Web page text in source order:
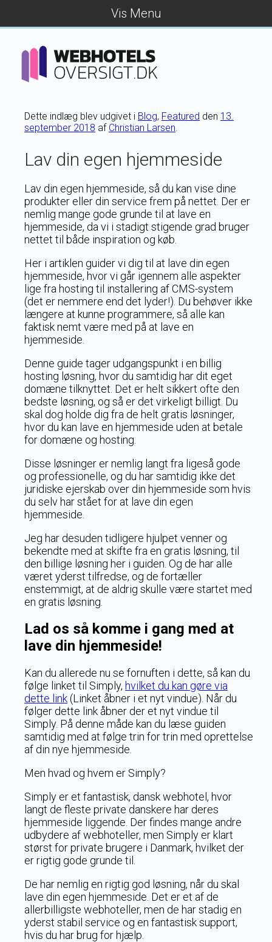
Vis Menu
Dette indlæg blev udgivet i Blog, Featured den 13.
september 2018 af Christian Larsen.
Lav din egen hjemmeside
Lav din egen hjemmeside, så du kan vise dine
produkter eller din service frem på nettet. Der er
nemlig mange gode grunde til at lave en
hjemmeside, da vi i stadigt stigende grad bruger
nettet til både inspiration og køb.
Her i artiklen guider vi dig til at lave din egen
hjemmeside, hvor vi går igennem alle aspekter
lige fra hosting til installering af CMS-system
(det er nemmere end det lyder!). Du behøver ikke
længere at kunne programmere, så alle kan
faktisk nemt være med på at lave en
hjemmeside.
Denne guide tager udgangspunkt i en billig
hosting løsning, hvor du samtidig har dit eget
domæne tilknyttet. Det er helt sikkert ofte den
bedste løsning, og så er det virkeligt billigt. Du
skal dog holde dig fra de helt gratis løsninger,
hvor du kan lave en hjemmeside uden at betale
for domæne og hosting.
Disse løsninger er nemlig langt fra ligeså gode
og professionelle, og du har samtidig ikke det
juridiske ejerskab over din hjemmeside som hvis
du selv har stået for at lave din egen
hjemmeside.
Jeg har desuden tidligere hjulpet venner og
bekendte med at skifte fra en gratis løsning, til
den billige løsning her i guiden. Og de har alle
været yderst tilfredse, og de fortæller
enstemmigt, at de aldrig skulle være startet med
en gratis løsning.
Lad os så komme i gang med at
lave din hjemmeside!
Kan du allerede nu se fornuften i dette, så kan du
følge linket til Simply, hvilket du kan gøre via
dette link(Linket åbner i et nyt vindue). Når du
følger dette link åbner der et nyt vindue til
Simply. På denne måde kan du læse guiden
samtidig med at følge trin for trin med oprettelse
af din nye hjemmeside.
Men hvad og hvem er Simply?
Simply er et fantastisk, dansk webhotel, hvor
langt de fleste private danskere har deres
hjemmeside liggende. Der findes mange andre
udbydere af webhoteller, men Simply er klart
størst for private brugere i Danmark, hvilket der
er rigtig gode grunde til.
De har nemlig en rigtig god løsning, når du skal
lave din egen hjemmeside. Det er et af de
allerbilligste webhoteller, men de har stadig en
yderst stabil service og en fantastisk support,
hvis du har brug for hjælp.